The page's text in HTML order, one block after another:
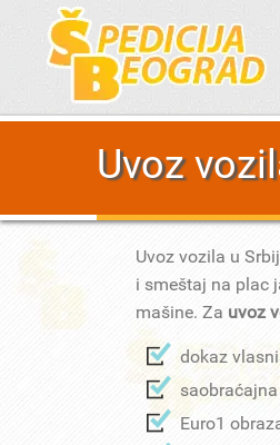
Uvoz
Uvoz vozila u
i smeštaj na plac
mašine. Za uvoz
dokaz
Euro1